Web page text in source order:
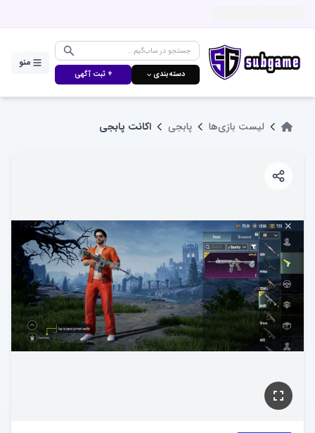
دسته‌بندی ⌵ + ثبت آگهی
منو
لیست بازی‌ها پابجی اکانت پابجی